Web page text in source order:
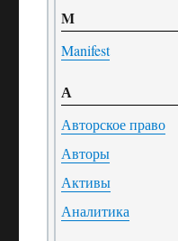
M
Manifest
А
Авторское право
Авторы
Активы
Аналитика